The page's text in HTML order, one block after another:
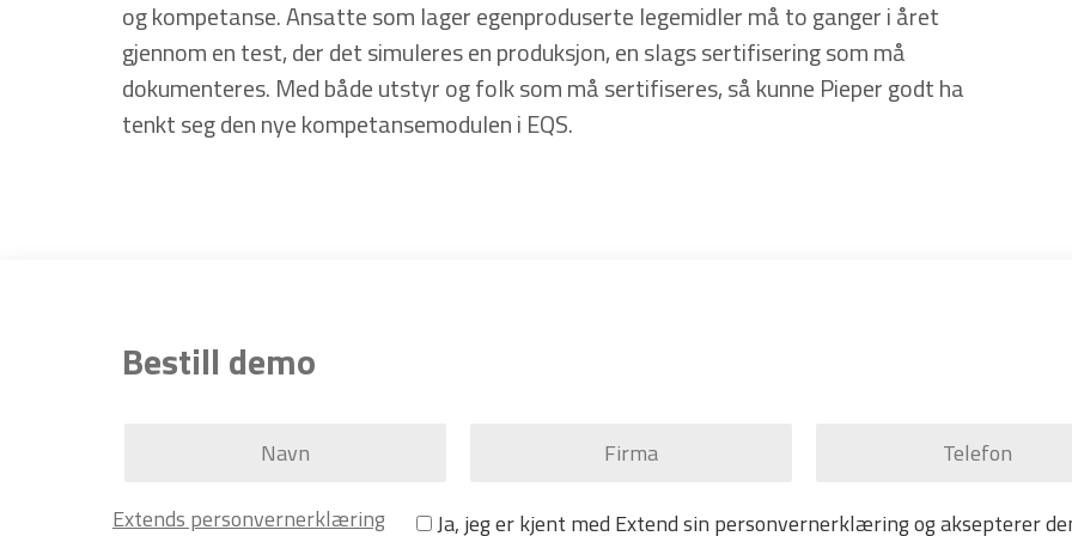
og kompetanse. Ansatte som lager egenproduserte legemidler må to ganger i året
gjennom en test, der det simuleres en produksjon, en slags sertifisering som må
dokumenteres. Med både utstyr og folk som må sertifiseres, så kunne Pieper godt ha
tenkt seg den nye kompetansemodulen i EQS.
Bestill demo
Extends personvernerklæring Ja, jeg er kjent med Extend sin personvernerklæring og aksepterer